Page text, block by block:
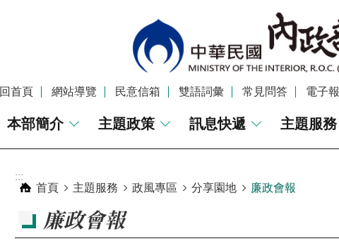
回首頁 網站導覽 民意信箱 雙語詞彙 常見問答 電子報
本部簡介 主題政策 訊息快遞 主題服務
:::
首頁
主題服務 政風專區 分享園地 廉政會報
廉政會報